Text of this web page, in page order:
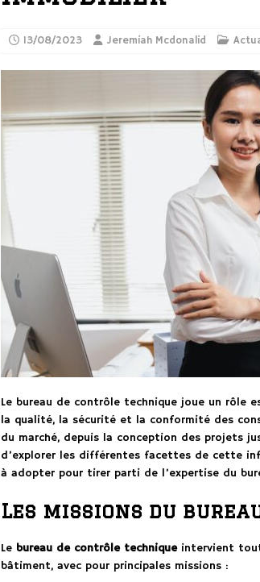
13/08/2023 Jeremiah Mcdonalid
Le bureau de contrôle technique joue un rôle
la qualité, la sécurité et la conformité des
du marché, depuis la conception des projets
d’explorer les différentes facettes de cette
à adopter pour tirer parti de l’expertise du
Les missions du
Le bureau de contrôle techniqueintervient tout
bâtiment, avec pour principales missions :